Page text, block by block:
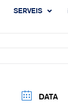
SERVEIS
DATA